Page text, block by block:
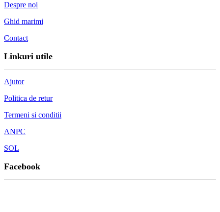
Despre noi
Ghid marimi
Contact
Linkuri utile
Ajutor
Politica de retur
Termeni si conditii
ANPC
SOL
Facebook